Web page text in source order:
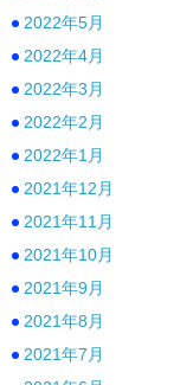
2022年5月
2022年4月
2022年3月
2022年2月
2022年1月
2021年12月
2021年11月
2021年10月
2021年9月
2021年8月
2021年7月